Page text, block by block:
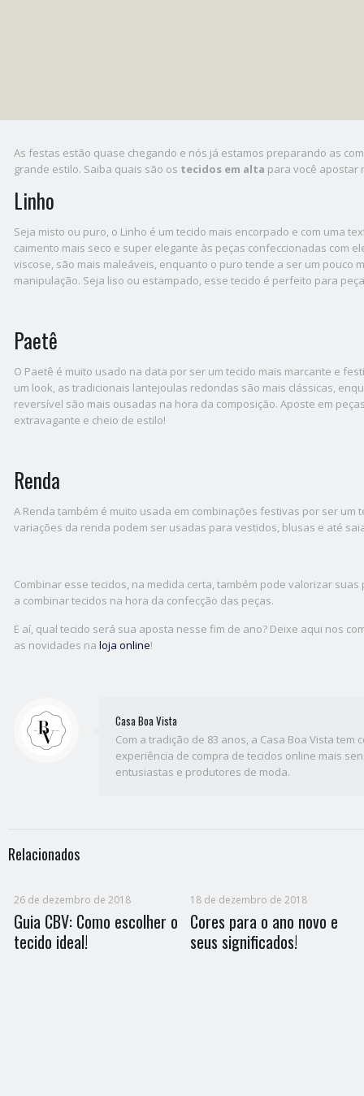
As festas estão quase chegando e nós já estamos preparando as
grande estilo. Saiba quais são os tecidos em alta para você apostar
Linho
Seja misto ou puro, o Linho é um tecido mais encorpado e com uma
caimento mais seco e super elegante às peças confeccionadas com
viscose, são mais maleáveis, enquanto o puro tende a ser um pouco
manipulação. Seja liso ou estampado, esse tecido é perfeito para
Paetê
O Paetê é muito usado na data por ser um tecido mais marcante e
um look, as tradicionais lantejoulas redondas são mais clássicas,
reversível são mais ousadas na hora da composição. Aposte em
extravagante e cheio de estilo!
Renda
A Renda também é muito usada em combinações festivas por ser um
variações da renda podem ser usadas para vestidos, blusas e até
Combinar esse tecidos, na medida certa, também pode valorizar
a combinar tecidos na hora da confecção das peças.
E aí, qual tecido será sua aposta nesse fim de ano? Deixe aqui nos
as novidades na loja online!
Casa Boa Vista
Com a tradição de 83 anos, a Casa Boa Vista
experiência de compra de tecidos online mais
entusiastas e produtores de moda.
Relacionados
26 de dezembro de 2018
Guia CBV: Como escolher o
tecido ideal!
18 de dezembro de 2018
Cores para o ano novo e
seus significados!